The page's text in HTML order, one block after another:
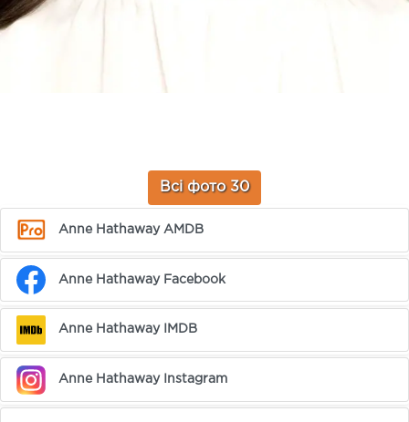
Всі фото 30
Anne Hathaway AMDB
Anne Hathaway Facebook
Anne Hathaway IMDB
Anne Hathaway Instagram